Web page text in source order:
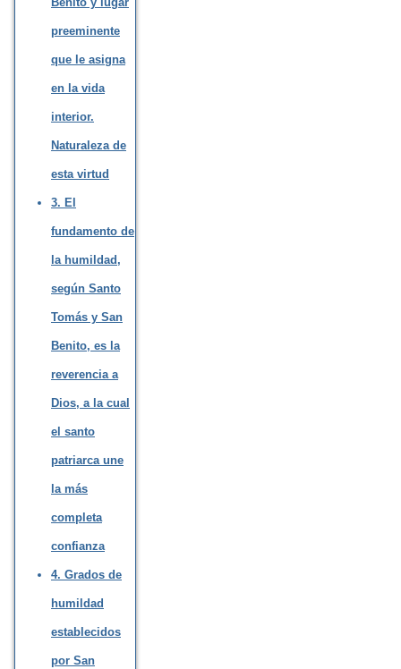
preeminente
que le asigna
en la vida
interior.
Naturaleza de
esta virtud
3. El
fundamento de
la humildad,
según Santo
Tomás y San
Benito, es la
reverencia a
Dios, a la cual
el santo
patriarca une
la más
completa
confianza
4. Grados de
humildad
establecidos
por San